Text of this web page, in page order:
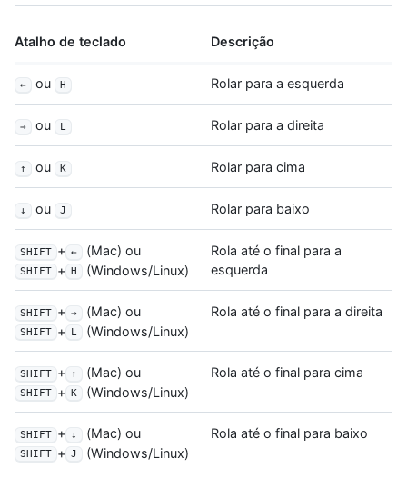
Atalho de teclado Descrição
← ou H Rolar para a esquerda
→ ou L Rolar para a direita
↑ ou K Rolar para cima
↓ ou J Rolar para baixo
SHIFT + ← (Mac) ou
SHIFT + H (Windows/Linux)
Rola até o final para a
esquerda
SHIFT + → (Mac) ou
SHIFT + L (Windows/Linux)
Rola até o final para a direita
SHIFT + ↑ (Mac) ou
SHIFT + K (Windows/Linux)
Rola até o final para cima
SHIFT + ↓ (Mac) ou
SHIFT + J (Windows/Linux)
Rola até o final para baixo